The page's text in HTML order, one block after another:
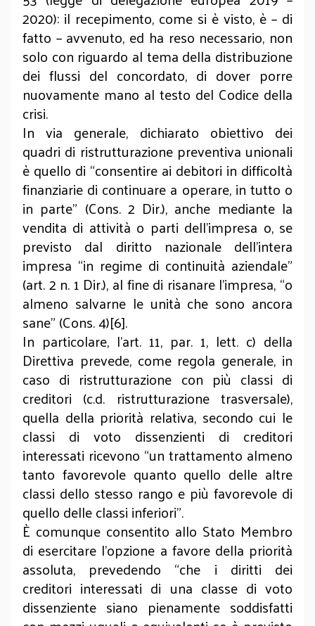
2020): il recepimento, come si è visto, è – di
fatto – avvenuto, ed ha reso necessario, non
solo con riguardo al tema della distribuzione
dei flussi del concordato, di dover porre
nuovamente mano al testo del Codice della
crisi.
In via generale, dichiarato obiettivo dei
quadri di ristrutturazione preventiva unionali
è quello di “consentire ai debitori in difficoltà
finanziarie di continuare a operare, in tutto o
in parte” (Cons. 2 Dir.), anche mediante la
vendita di attività o parti dell’impresa o, se
previsto dal diritto nazionale dell’intera
impresa “in regime di continuità aziendale”
(art. 2 n. 1 Dir.), al fine di risanare l’impresa, “o
almeno salvarne le unità che sono ancora
sane” (Cons. 4)[6].
In particolare, l’art. 11, par. 1, lett. c) della
Direttiva prevede, come regola generale, in
caso di ristrutturazione con più classi di
creditori (c.d. ristrutturazione trasversale),
quella della priorità relativa, secondo cui le
classi di voto dissenzienti di creditori
interessati ricevono “un trattamento almeno
tanto favorevole quanto quello delle altre
classi dello stesso rango e più favorevole di
quello delle classi inferiori".
È comunque consentito allo Stato Membro
di esercitare l’opzione a favore della priorità
assoluta, prevedendo “che i diritti dei
creditori interessati di una classe di voto
dissenziente siano pienamente soddisfatti